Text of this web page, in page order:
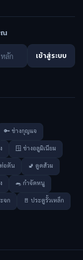
ณ
เข้าสู่ระบบ
🔑 ช่างกุญแจ
🪟 ช่างอลูมิเนียม
อตัน 🚽 ดูดส้วม
🐀 กำจัดหนู
จก 🚪 ประตูรั้วเหล็ก